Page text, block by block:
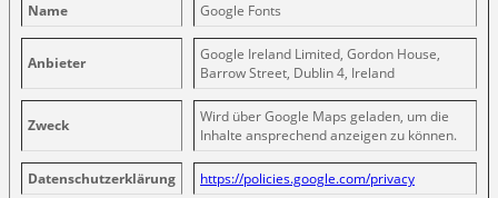
Name Google Fonts
Anbieter
Google Ireland Limited, Gordon House,
Barrow Street, Dublin 4, Ireland
Zweck
Wird über Google Maps geladen, um die
Inhalte ansprechend anzeigen zu können.
Datenschutzerklärung https://policies.google.com/privacy